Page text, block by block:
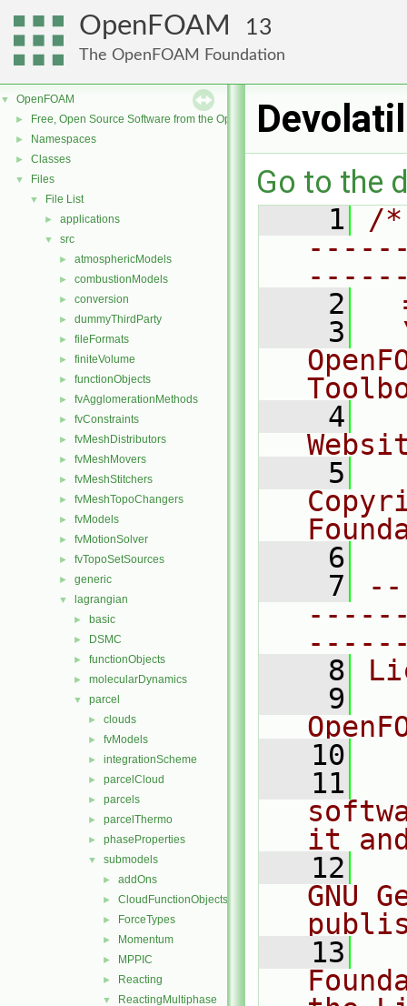
OpenFOAM 13
The OpenFOAM Foundation
▼ OpenFOAM
► Free, Open Source Software from the OpenFOAM Foundation
► Namespaces
► Classes
▼ Files
▼ File List
► applications
▼ src
► atmosphericModels
► combustionModels
► conversion
► dummyThirdParty
► fileFormats
► finiteVolume
► functionObjects
► fvAgglomerationMethods
► fvConstraints
► fvMeshDistributors
► fvMeshMovers
► fvMeshStitchers
► fvMeshTopoChangers
► fvModels
► fvMotionSolver
► fvTopoSetSources
► generic
▼ lagrangian
► basic
► DSMC
► functionObjects
► molecularDynamics
▼ parcel
► clouds
► fvModels
► integrationScheme
► parcelCloud
► parcels
► parcelThermo
► phaseProperties
▼ submodels
► addOns
► CloudFunctionObjects
► ForceTypes
► Momentum
► MPPIC
► Reacting
▼ ReactingMultiphase
Go to the
    1
/
    2
    3
    4
    5
    6
    7
    8
    9
   10
   11
it
   12
GNU
   13